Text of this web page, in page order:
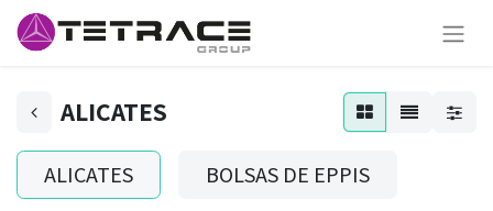
ALICATES
ALICATES BOLSAS DE EPPIS